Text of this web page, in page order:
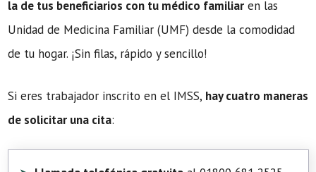
la de tus beneficiarios con tu médico familiar en las
Unidad de Medicina Familiar (UMF) desde la comodidad
de tu hogar. ¡Sin filas, rápido y sencillo!
Si eres trabajador inscrito en el IMSS, hay cuatro maneras
de solicitar una cita: